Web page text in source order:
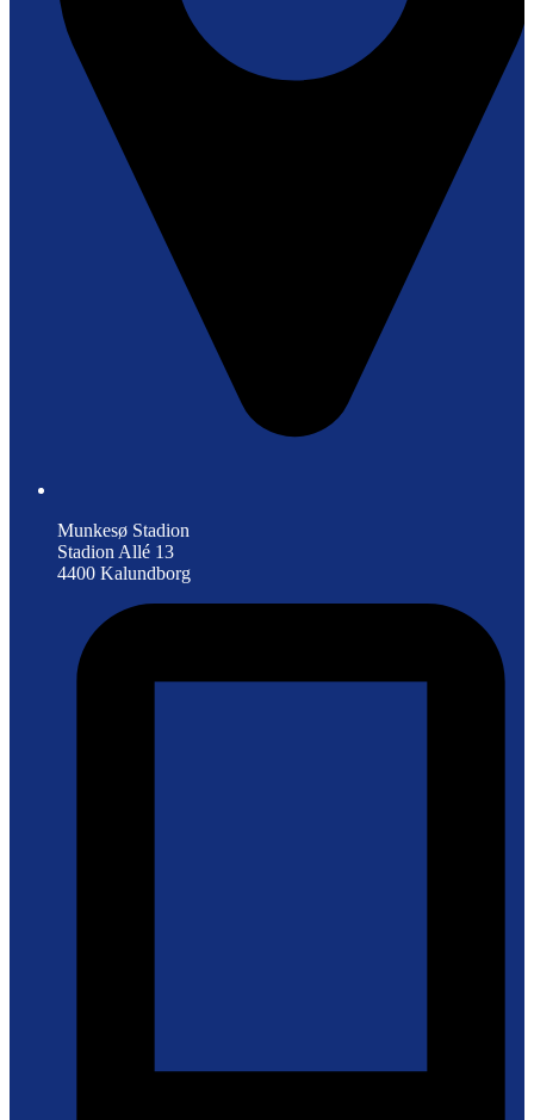
Munkesø Stadion
Stadion Allé 13
4400 Kalundborg